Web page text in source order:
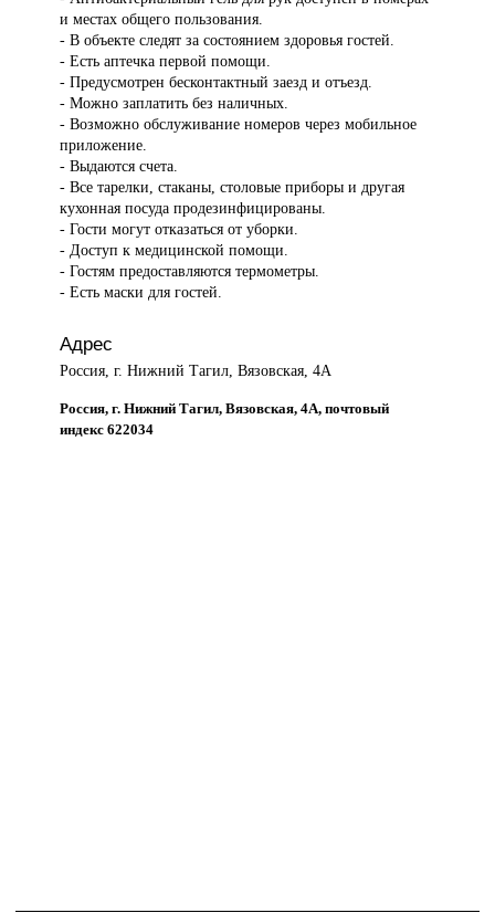
и местах общего пользования.
- В объекте следят за состоянием здоровья гостей.
- Есть аптечка первой помощи.
- Предусмотрен бесконтактный заезд и отъезд.
- Можно заплатить без наличных.
- Возможно обслуживание номеров через мобильное
приложение.
- Выдаются счета.
- Все тарелки, стаканы, столовые приборы и другая
кухонная посуда продезинфицированы.
- Гости могут отказаться от уборки.
- Доступ к медицинской помощи.
- Гостям предоставляются термометры.
- Есть маски для гостей.
Адрес
Россия, г. Нижний Тагил, Вязовская, 4А
Россия, г. Нижний Тагил, Вязовская, 4А, почтовый
индекс 622034